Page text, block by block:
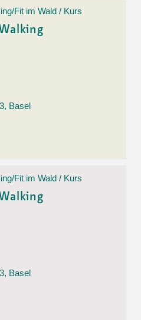
Fit im Wald / Kurs
Basel
Fit im Wald / Kurs
Basel